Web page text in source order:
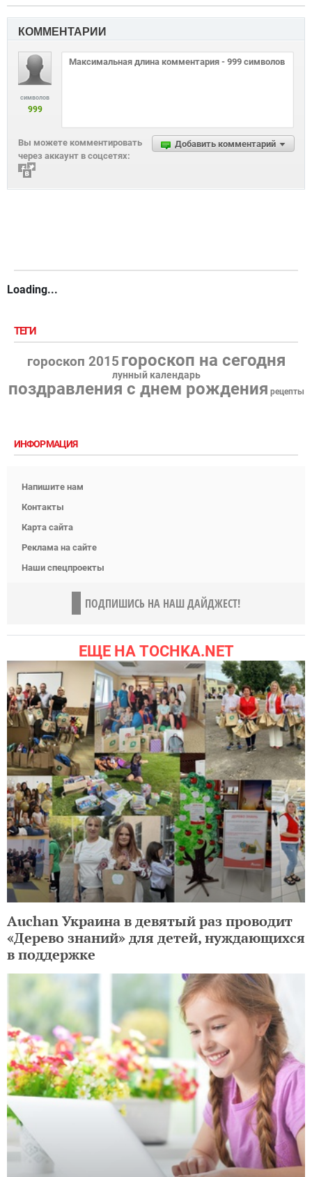
КОММЕНТАРИИ
символов
999
Добавить комментарий
Вы можете комментировать
через аккаунт в соцсетях:
Loading...
ТЕГИ
гороскоп 2015 гороскоп на сегодня
лунный календарь
поздравления с днем рождения рецепты
ИНФОРМАЦИЯ
Напишите нам
Контакты
Карта сайта
Реклама на сайте
Наши спецпроекты
ПОДПИШИСЬ НА НАШ ДАЙДЖЕСТ!
ЕЩЕ НА TOCHKA.NET
Auchan Украина в девятый раз проводит
«Дерево знаний» для детей, нуждающихся
в поддержке